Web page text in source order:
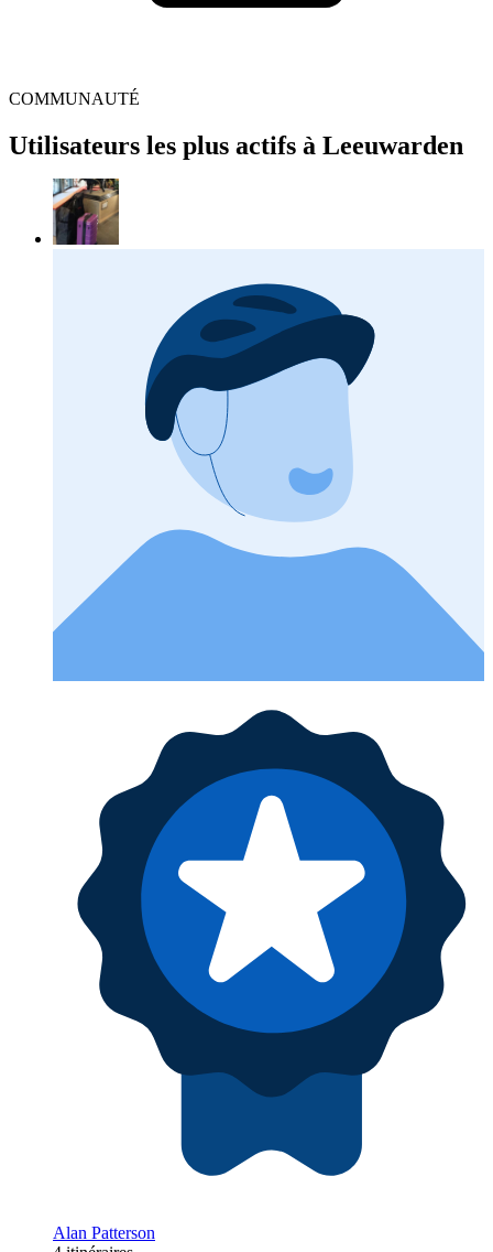
COMMUNAUTÉ
Utilisateurs les plus actifs à Leeuwarden
Alan Patterson